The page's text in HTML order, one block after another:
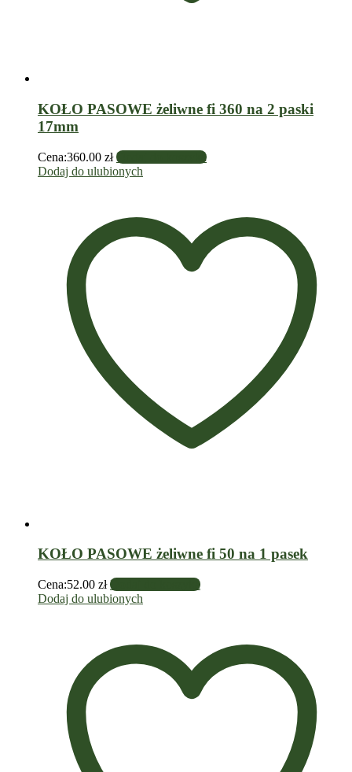
KOŁO PASOWE żeliwne fi 360 na 2 paski
17mm
Cena:360.00 zł Dodaj do koszyka
Dodaj do ulubionych
KOŁO PASOWE żeliwne fi 50 na 1 pasek
Cena:52.00 zł Dodaj do koszyka
Dodaj do ulubionych